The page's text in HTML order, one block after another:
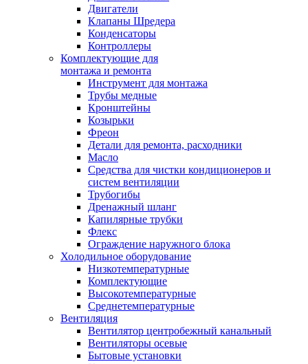
Двигатели
Клапаны Шредера
Конденсаторы
Контроллеры
Комплектующие для
монтажа и ремонта
Инструмент для монтажа
Трубы медные
Кронштейны
Козырьки
Фреон
Детали для ремонта, расходники
Масло
Средства для чистки кондиционеров и
систем вентиляции
Трубогибы
Дренажный шланг
Капилярные трубки
Флекс
Ограждение наружного блока
Холодильное оборудование
Низкотемпературные
Комплектующие
Высокотемпературные
Среднетемпературные
Вентиляция
Вентилятор центробежный канальный
Вентиляторы осевые
Бытовые установки